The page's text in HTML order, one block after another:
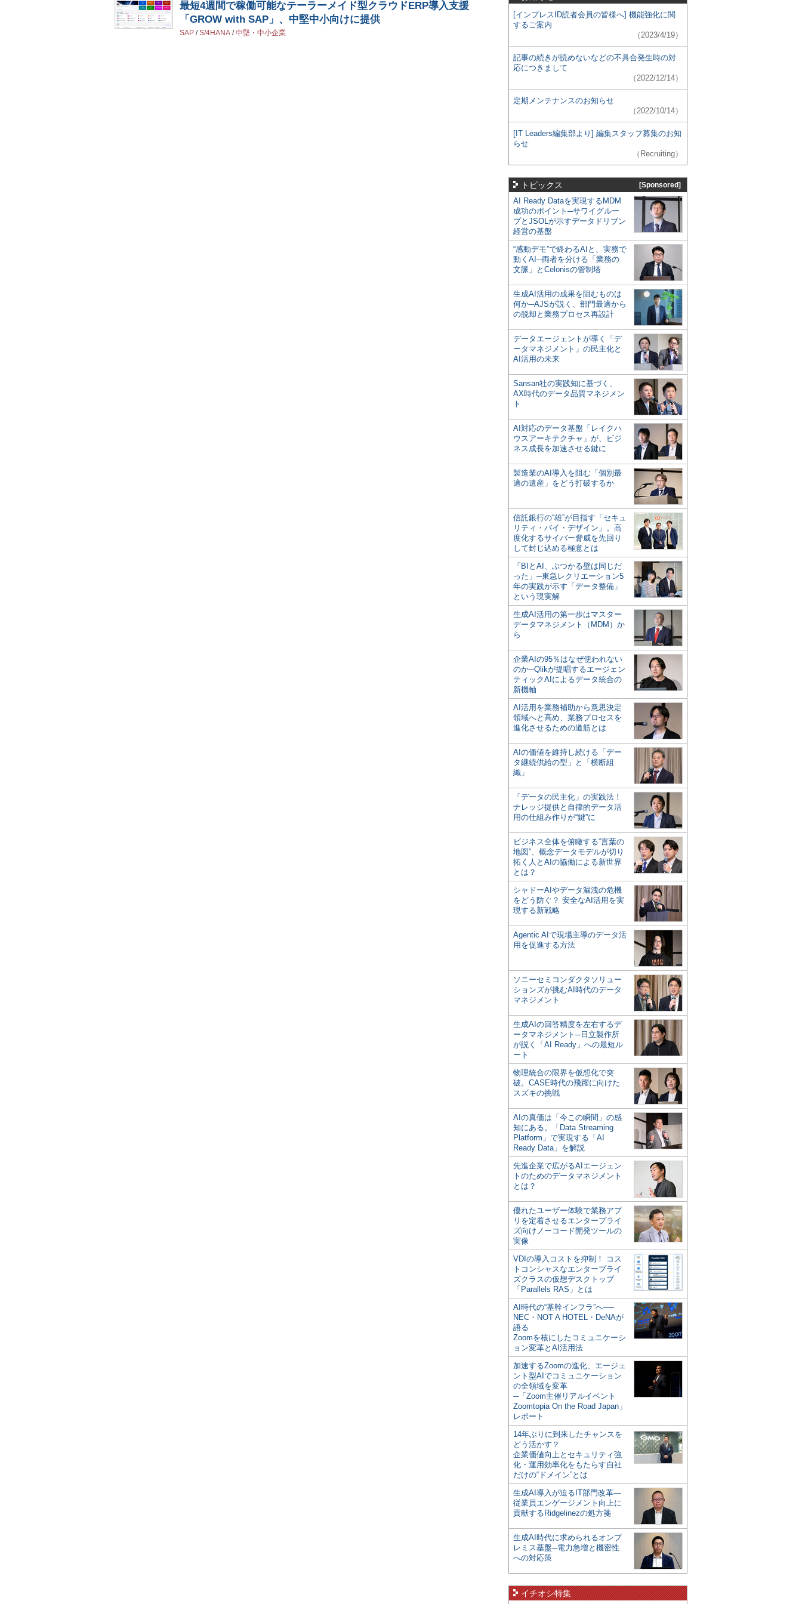
最短4週間で稼働可能なテーラーメイド型クラウドERP導入支援
「GROW with SAP」、中堅中小向けに提供
SAP /S/4HANA /中堅・中小企業
[インプレスID読者会員の皆様へ] 機能強化に関
するご案内
（2023/4/19）
記事の続きが読めないなどの不具合発生時の対
応につきまして
（2022/12/14）
定期メンテナンスのお知らせ
（2022/10/14）
[IT Leaders編集部より] 編集スタッフ募集のお知
らせ
（Recruiting）
トピックス [Sponsored]
AI Ready Dataを実現するMDM
成功のポイント─サワイグルー
プとJSOLが示すデータドリブン
経営の基盤
“感動デモ”で終わるAIと、実務で
動くAI─両者を分ける「業務の
文脈」とCelonisの管制塔
生成AI活用の成果を阻むものは
何か─AJSが説く、部門最適から
の脱却と業務プロセス再設計
データエージェントが導く「デ
ータマネジメント」の民主化と
AI活用の未来
Sansan社の実践知に基づく、
AX時代のデータ品質マネジメン
ト
AI対応のデータ基盤「レイクハ
ウスアーキテクチャ」が、ビジ
ネス成長を加速させる鍵に
製造業のAI導入を阻む「個別最
適の遺産」をどう打破するか
信託銀行の“雄”が目指す「セキュ
リティ・バイ・デザイン」。高
度化するサイバー脅威を先回り
して封じ込める極意とは
「BIとAI、ぶつかる壁は同じだ
った」─東急レクリエーション5
年の実践が示す「データ整備」
という現実解
生成AI活用の第一歩はマスター
データマネジメント（MDM）か
ら
企業AIの95％はなぜ使われない
のか─Qlikが提唱するエージェン
ティックAIによるデータ統合の
新機軸
AI活用を業務補助から意思決定
領域へと高め、業務プロセスを
進化させるための道筋とは
AIの価値を維持し続ける「デー
タ継続供給の型」と「横断組
織」
「データの民主化」の実践法！
ナレッジ提供と自律的データ活
用の仕組み作りが“鍵”に
ビジネス全体を俯瞰する“言葉の
地図”、概念データモデルが切り
拓く人とAIの協働による新世界
とは？
シャドーAIやデータ漏洩の危機
をどう防ぐ？ 安全なAI活用を実
現する新戦略
Agentic AIで現場主導のデータ活
用を促進する方法
ソニーセミコンダクタソリュー
ションズが挑むAI時代のデータ
マネジメント
生成AIの回答精度を左右するデ
ータマネジメント─日立製作所
が説く「AI Ready」への最短ル
ート
物理統合の限界を仮想化で突
破。CASE時代の飛躍に向けた
スズキの挑戦
AIの真価は「今この瞬間」の感
知にある。「Data Streaming
Platform」で実現する「AI
Ready Data」を解説
先進企業で広がるAIエージェン
トのためのデータマネジメント
とは？
優れたユーザー体験で業務アプ
リを定着させるエンタープライ
ズ向けノーコード開発ツールの
実像
VDIの導入コストを抑制！ コス
トコンシャスなエンタープライ
ズクラスの仮想デスクトップ
「Parallels RAS」とは
AI時代の“基幹インフラ”へ──
NEC・NOT A HOTEL・DeNAが
語る
Zoomを核にしたコミュニケーシ
ョン変革とAI活用法
加速するZoomの進化、エージェ
ント型AIでコミュニケーション
の全領域を変革
─「Zoom主催リアルイベント
Zoomtopia On the Road Japan」
レポート
14年ぶりに到来したチャンスを
どう活かす？
企業価値向上とセキュリティ強
化・運用効率化をもたらす自社
だけの“ドメイン”とは
生成AI導入が迫るIT部門改革―
従業員エンゲージメント向上に
貢献するRidgelinezの処方箋
生成AI時代に求められるオンプ
レミス基盤─電力急増と機密性
への対応策
イチオシ特集